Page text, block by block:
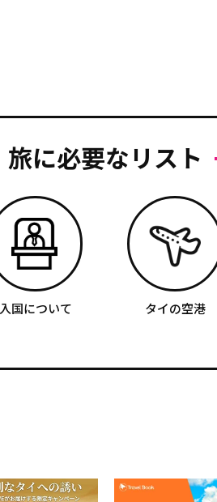
旅に必要なリスト
入国について タイの空港